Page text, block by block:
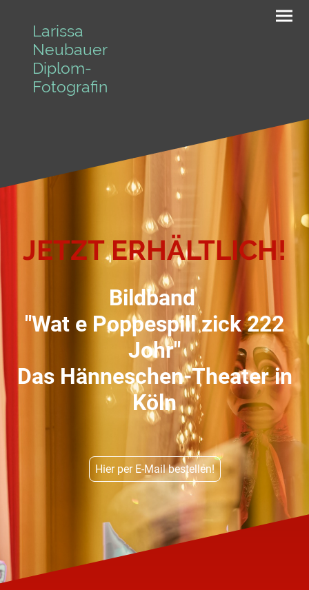
Larissa
Neubauer
Diplom-
Fotografin
JETZT ERHÄLTLICH!
Bildband
"Wat e Poppespill zick 222
Johr"
Das Hänneschen-Theater in
Köln
Hier per E-Mail bestellen!